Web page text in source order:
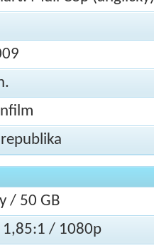
/ 50 GB
/ 1080p